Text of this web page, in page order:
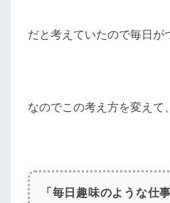
だと考えていたので毎日が
なのでこの考え方を変えて、
「毎日趣味のような仕